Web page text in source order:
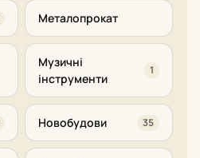
Металопрокат
Музичні
інструменти
1
Новобудови 35